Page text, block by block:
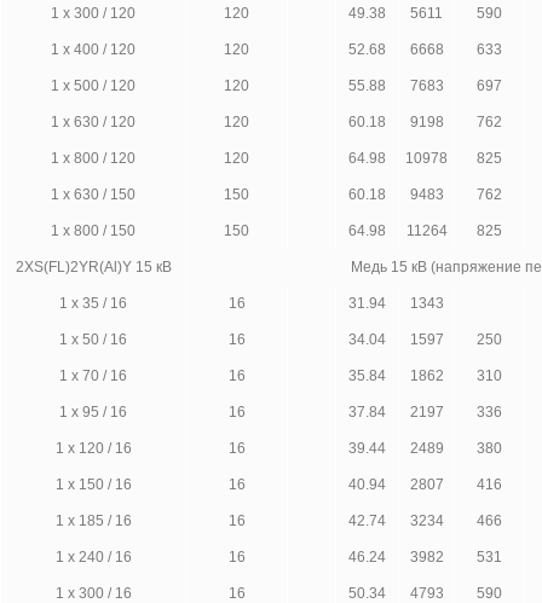
1 х 300 / 120 120 49.38 5611 590
1 х 400 / 120 120 52.68 6668 633
1 х 500 / 120 120 55.88 7683 697
1 х 630 / 120 120 60.18 9198 762
1 х 800 / 120 120 64.98 10978 825
1 х 630 / 150 150 60.18 9483 762
1 х 800 / 150 150 64.98 11264 825
2XS(FL)2YR(Al)Y 15 кВ Медь 15 кВ (напряжение
1 х 35 / 16 16 31.94 1343
1 х 50 / 16 16 34.04 1597 250
1 х 70 / 16 16 35.84 1862 310
1 х 95 / 16 16 37.84 2197 336
1 х 120 / 16 16 39.44 2489 380
1 х 150 / 16 16 40.94 2807 416
1 х 185 / 16 16 42.74 3234 466
1 х 240 / 16 16 46.24 3982 531
1 х 300 / 16 16 50.34 4793 590